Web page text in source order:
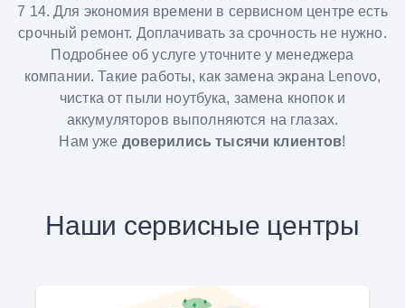
7 14. Для экономия времени в сервисном центре есть
срочный ремонт. Доплачивать за срочность не нужно.
Подробнее об услуге уточните у менеджера
компании. Такие работы, как замена экрана Lenovo,
чистка от пыли ноутбука, замена кнопок и
аккумуляторов выполняются на глазах.
Нам уже доверились тысячи клиентов!
Наши сервисные центры